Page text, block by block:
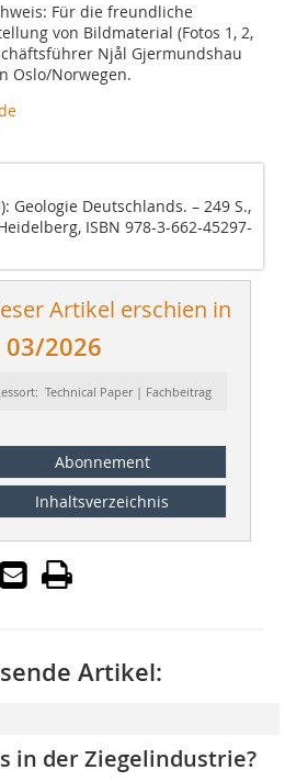
Für die freundliche
von Bildmaterial (Fotos 1, 2,
Njål Gjermundshau
Oslo/Norwegen.
Geologie Deutschlands. – 249 S.,
ISBN 978-3-662-45297-
Artikel erschien in
03/2026
Technical Paper | Fachbeitrag
Abonnement
Inhaltsverzeichnis
Artikel:
in der Ziegelindustrie?